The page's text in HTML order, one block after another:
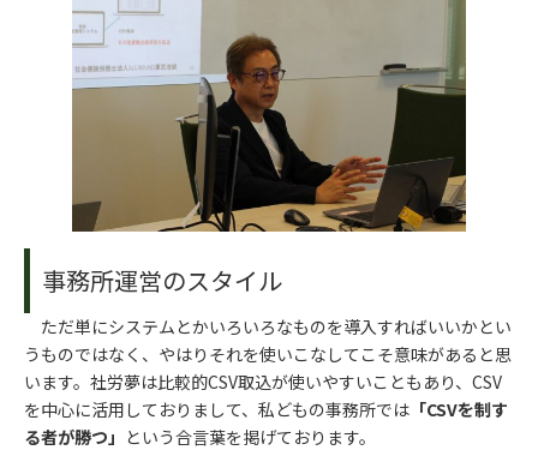
事務所運営のスタイル
ただ単にシステムとかいろいろなものを導入すればいいかとい
うものではなく、やはりそれを使いこなしてこそ意味があると思
います。社労夢は比較的CSV取込が使いやすいこともあり、CSV
を中心に活用しておりまして、私どもの事務所では 「CSVを制す
る者が勝つ」 という合言葉を掲げております。